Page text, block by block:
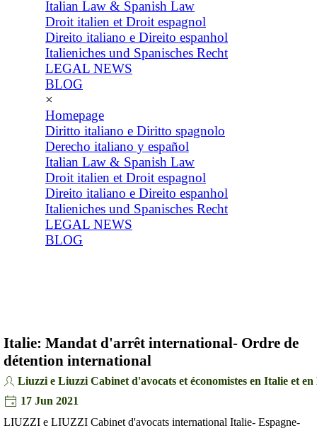
Italian Law & Spanish Law
Droit italien et Droit espagnol
Direito italiano e Direito espanhol
Italieniches und Spanisches Recht
LEGAL NEWS
BLOG
×
Homepage
Diritto italiano e Diritto spagnolo
Derecho italiano y español
Italian Law & Spanish Law
Droit italien et Droit espagnol
Direito italiano e Direito espanhol
Italieniches und Spanisches Recht
LEGAL NEWS
BLOG
Italie: Mandat d'arrêt international- Ordre de
détention international
Liuzzi e Liuzzi Cabinet d'avocats et économistes en Italie et en
17 Jun 2021
LIUZZI e LIUZZI Cabinet d'avocats international Italie- Espagne-